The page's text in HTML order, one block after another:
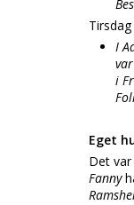
I
i
Eget
Det
Fanny